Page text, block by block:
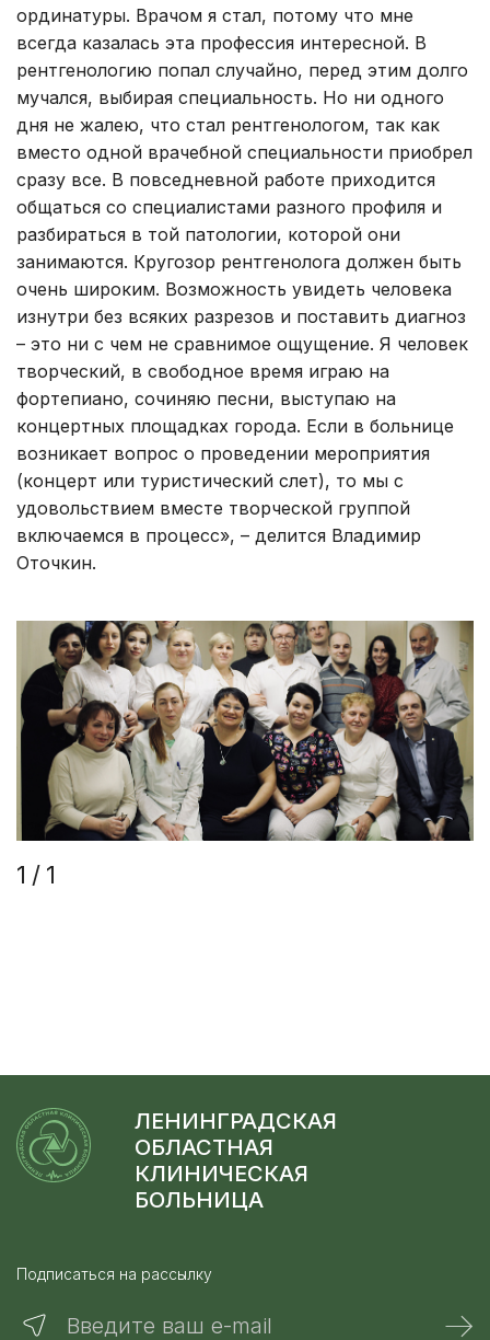
ординатуры. Врачом я стал, потому что мне
всегда казалась эта профессия интересной. В
рентгенологию попал случайно, перед этим долго
мучался, выбирая специальность. Но ни одного
дня не жалею, что стал рентгенологом, так как
вместо одной врачебной специальности приобрел
сразу все. В повседневной работе приходится
общаться со специалистами разного профиля и
разбираться в той патологии, которой они
занимаются. Кругозор рентгенолога должен быть
очень широким. Возможность увидеть человека
изнутри без всяких разрезов и поставить диагноз
– это ни с чем не сравнимое ощущение. Я человек
творческий, в свободное время играю на
фортепиано, сочиняю песни, выступаю на
концертных площадках города. Если в больнице
возникает вопрос о проведении мероприятия
(концерт или туристический слет), то мы с
удовольствием вместе творческой группой
включаемся в процесс», – делится Владимир
Оточкин.
1 / 1
ЛЕНИНГРАДСКАЯ
ОБЛАСТНАЯ
КЛИНИЧЕСКАЯ
БОЛЬНИЦА
Подписаться на рассылку
Введите ваш e-mail